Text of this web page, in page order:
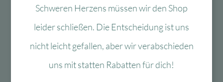
Das Passt dazu
Das könnte Dir auch
Schweren Herzens müssen wir den Shop
leider schließen. Die Entscheidung ist uns
nicht leicht gefallen, aber wir verabschieden
uns mit statten Rabatten für dich!